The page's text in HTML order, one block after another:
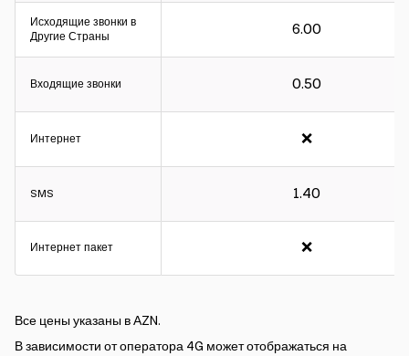
Исходящие звонки в
Другие Страны
Входящие звонки
Интернет
SMS
Интернет пакет
6.00
0.50
❌
1.40
❌
Все цены указаны в АZN.
В зависимости от оператора 4G может отображаться на